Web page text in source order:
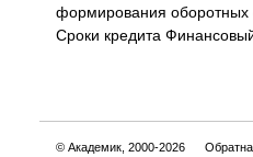
формирования оборотных
Сроки кредита
© Академик, 2000-2026